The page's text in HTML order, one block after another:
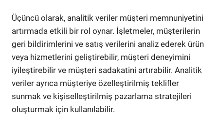
Üçüncü olarak, analitik veriler müşteri memnuniyetini
artırmada etkili bir rol oynar. İşletmeler, müşterilerin
geri bildirimlerini ve satış verilerini analiz ederek ürün
veya hizmetlerini geliştirebilir, müşteri deneyimini
iyileştirebilir ve müşteri sadakatini artırabilir. Analitik
veriler ayrıca müşteriye özelleştirilmiş teklifler
sunmak ve kişiselleştirilmiş pazarlama stratejileri
oluşturmak için kullanılabilir.